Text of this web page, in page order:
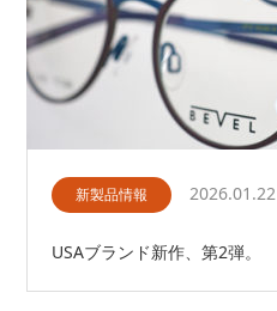
新製品情報 2026.01.22
USAブランド新作、第2弾。